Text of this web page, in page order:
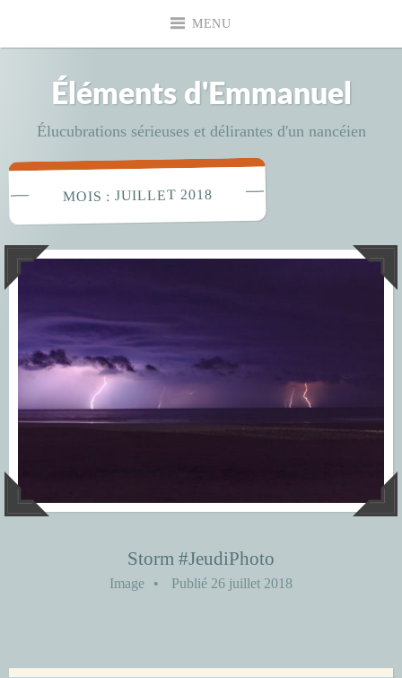
MENU
Éléments d'Emmanuel
Élucubrations sérieuses et délirantes d'un nancéien
MOIS : JUILLET 2018
Storm #JeudiPhoto
Image • Publié 26 juillet 2018